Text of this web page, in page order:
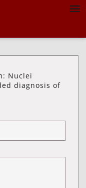
Nuclei
diagnosis of